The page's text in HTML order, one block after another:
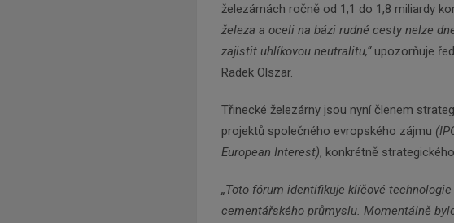
železárnách ročně od 1,1 do 1,8 miliardy
železa a oceli na bázi rudné cesty nelze
zajistit uhlíkovou neutralitu,“upozorňuje
Radek Olszar.
Třinecké železárny jsou nyní členem
projektů společného evropského zájmu
European Interest), konkrétně
„Toto fórum identifikuje klíčové technologie
cementářského průmyslu. Momentálně